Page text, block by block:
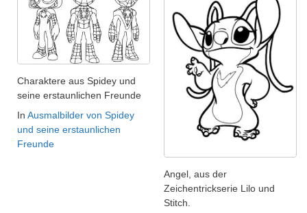
Charaktere aus Spidey und
seine erstaunlichen Freunde
In Ausmalbilder von Spidey
und seine erstaunlichen
Freunde
Angel, aus der
Zeichentrickserie Lilo und
Stitch.